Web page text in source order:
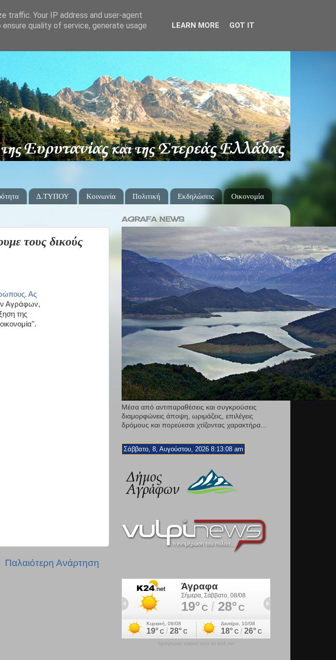
Δ.ΤΥΠΟΥ Κοινωνία Πολιτική Εκδηλώσεις Οικονομία
τους δικούς
Ας
Αγράφων,
της
Παλαιότερη Ανάρτηση
AGRAFA NEWS
Μέσα από αντιπαραθέσεις και συγκρούσεις
διαμορφώνεις άποψη, ωριμάζεις, επιλέγεις
δρόμους και πορεύεσαι χτίζοντας χαρακτήρα...
Σάββατο, 8, Αυγούστου, 2026 8:13:10 am
πρόγνωση καιρού από το k24.net
traffic. Your IP address and user-agent
quality of service, generate usage
LEARN MORE GOT IT